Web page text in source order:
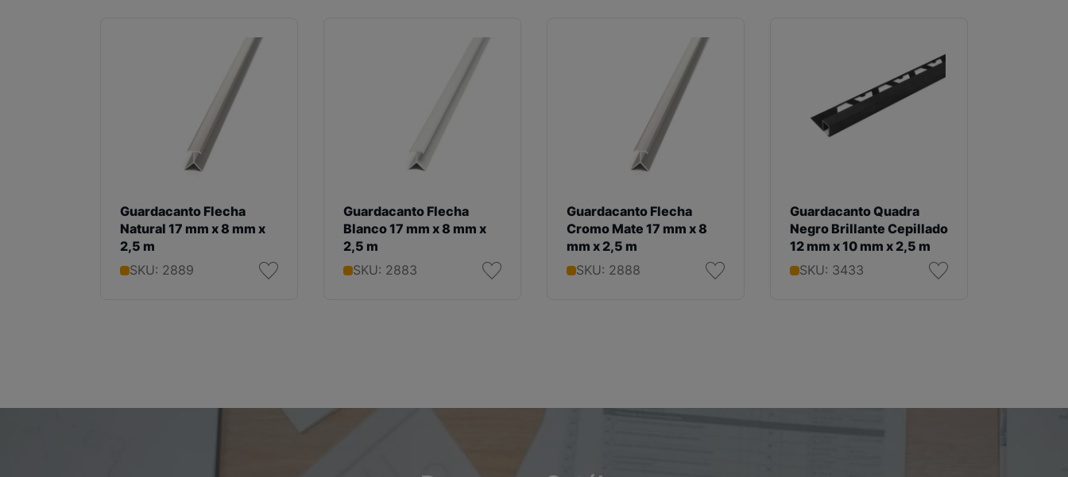
Guardacanto Flecha
Natural 17 mm x 8 mm x
2,5 m
SKU: 2889
Guardacanto Flecha
Blanco 17 mm x 8 mm x
2,5 m
SKU: 2883
Guardacanto Flecha
Cromo Mate 17 mm x 8
mm x 2,5 m
SKU: 2888
Guardacanto Quadra
Negro Brillante Cepillado
12 mm x 10 mm x 2,5 m
SKU: 3433